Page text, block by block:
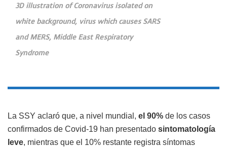
3D illustration of Coronavirus isolated on
white background, virus which causes SARS
and MERS, Middle East Respiratory
Syndrome
La SSY aclaró que, a nivel mundial, el 90% de los casos
confirmados de Covid-19 han presentado sintomatología
leve, mientras que el 10% restante registra síntomas